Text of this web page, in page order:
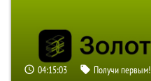
04:15:02 Получи первым!